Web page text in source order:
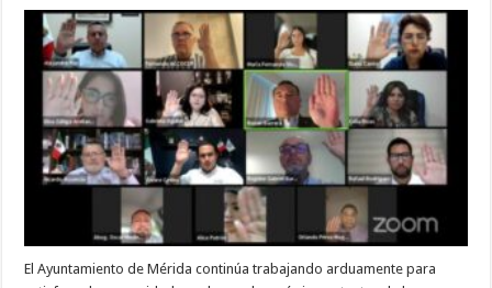
El Ayuntamiento de Mérida continúa trabajando arduamente para